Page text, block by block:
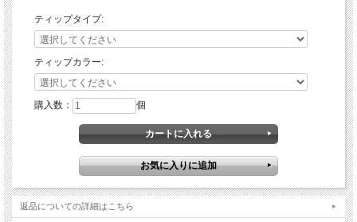
ステンレス製のイモネジの調整により垂直方向の調整に対応。
チタンティップ：
※カラーは選べません。
ティップタイプ:
ティップカラー:
購入数： 個
返品についての詳細はこちら